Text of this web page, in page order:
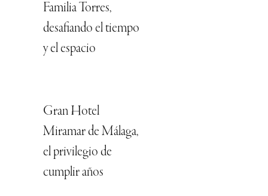
Familia Torres,
desafiando el tiempo
y el espacio
Gran Hotel
Miramar de Málaga,
el privilegio de
cumplir años